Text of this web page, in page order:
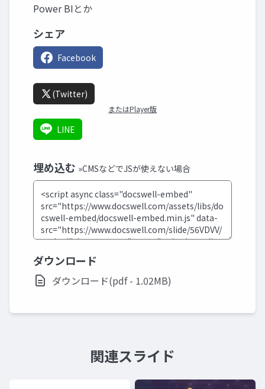
Power BIとか
シェア
Facebook
(Twitter)
またはPlayer版
LINE
埋め込む »CMSなどでJSが使えない場合
ダウンロード
ダウンロード(pdf - 1.02MB)
関連スライド